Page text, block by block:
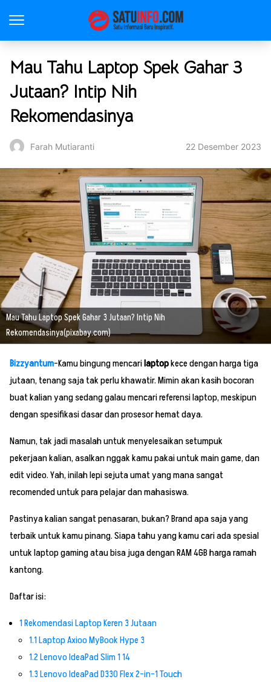
Mau Tahu Laptop Spek Gahar 3
Jutaan? Intip Nih
Rekomendasinya
Farah Mutiaranti 22 Desember 2023
Mau Tahu Laptop Spek Gahar 3 Jutaan? Intip Nih
Rekomendasinya(pixabay.com)
Bizzyantum-Kamu bingung mencarilaptopkece dengan harga tiga
jutaan, tenang saja tak perlu khawatir. Mimin akan kasih bocoran
buat kalian yang sedang galau mencari referensi laptop, meskipun
dengan spesifikasi dasar dan prosesor hemat daya.
Namun, tak jadi masalah untuk menyelesaikan setumpuk
pekerjaan kalian, asalkan nggak kamu pakai untuk main game, dan
edit video. Yah, inilah lepi sejuta umat yang mana sangat
recomended untuk para pelajar dan mahasiswa.
Pastinya kalian sangat penasaran, bukan? Brand apa saja yang
terbaik untuk kamu pinang. Siapa tahu yang kamu cari ada spesial
untuk laptop gaming atau bisa juga dengan RAM 4GB harga ramah
kantong.
Daftar isi:
1Rekomendasi Laptop Keren 3 Jutaan
1.1Laptop Axioo MyBook Hype 3
1.2Lenovo IdeaPad Slim 1 14
1.3Lenovo IdeaPad D330 Flex 2-in-1 Touch